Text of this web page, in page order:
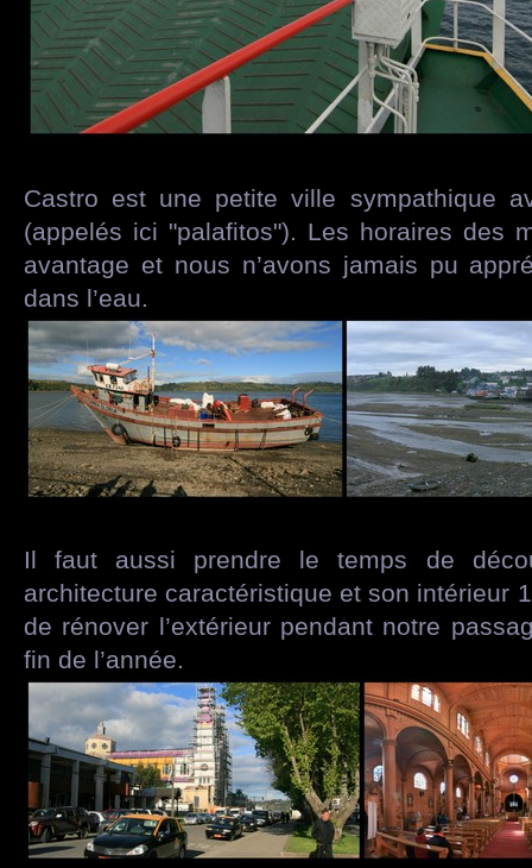
Castro est une petite ville sympathique
(appelés ici "palafitos"). Les horaires des
avantage et nous n’avons jamais pu
dans l’eau.
Il faut aussi prendre le temps de
architecture caractéristique et son intérieur
de rénover l’extérieur pendant notre
fin de l’année.